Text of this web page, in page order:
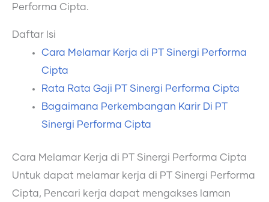
Performa Cipta.
Daftar Isi
Cara Melamar Kerja di PT Sinergi Performa
Cipta
Rata Rata Gaji PT Sinergi Performa Cipta
Bagaimana Perkembangan Karir Di PT
Sinergi Performa Cipta
Cara Melamar Kerja di PT Sinergi Performa Cipta
Untuk dapat melamar kerja di PT Sinergi Performa
Cipta, Pencari kerja dapat mengakses laman